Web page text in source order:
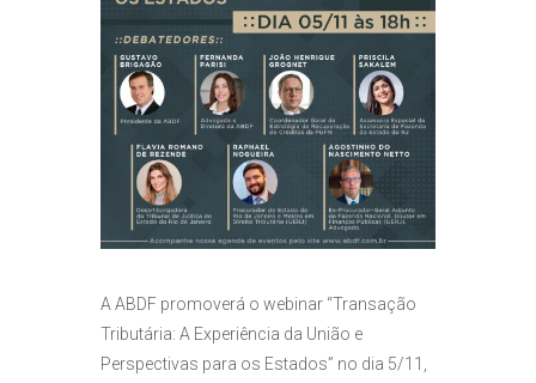
A ABDF promoverá o webinar “Transação
Tributária: A Experiência da União e
Perspectivas para os Estados” no dia 5/11,